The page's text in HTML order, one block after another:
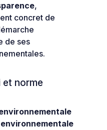
,
concret de
de ses
et norme
environnementale